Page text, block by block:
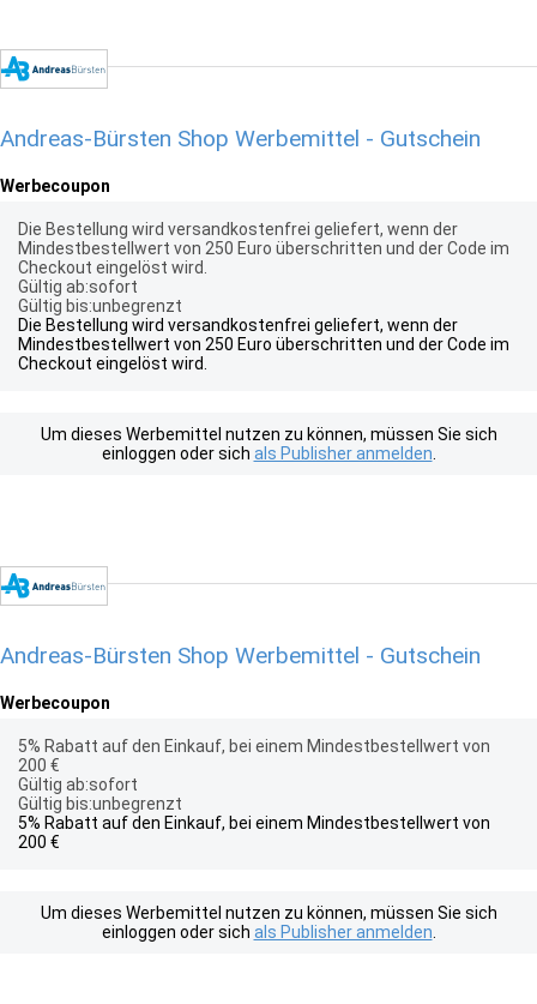
Andreas-Bürsten Shop Werbemittel - Gutschein
Werbecoupon
Die Bestellung wird versandkostenfrei geliefert, wenn der
Mindestbestellwert von 250 Euro überschritten und der Code im
Checkout eingelöst wird.
Gültig ab:sofort
Gültig bis:unbegrenzt
Die Bestellung wird versandkostenfrei geliefert, wenn der
Mindestbestellwert von 250 Euro überschritten und der Code im
Checkout eingelöst wird.
Um dieses Werbemittel nutzen zu können, müssen Sie sich
einloggen oder sich als Publisher anmelden
Andreas-Bürsten Shop Werbemittel - Gutschein
Werbecoupon
5% Rabatt auf den Einkauf, bei einem Mindestbestellwert von
200 €
Gültig ab:sofort
Gültig bis:unbegrenzt
5% Rabatt auf den Einkauf, bei einem Mindestbestellwert von
200 €
Um dieses Werbemittel nutzen zu können, müssen Sie sich
einloggen oder sich als Publisher anmelden